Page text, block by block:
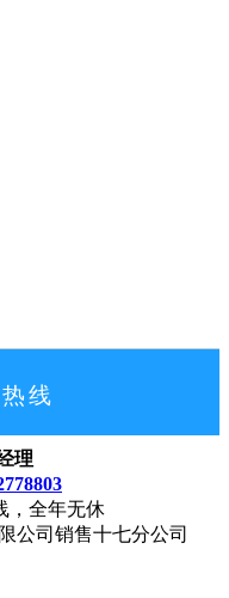
线
理
，全年无休
公司销售十七分公司